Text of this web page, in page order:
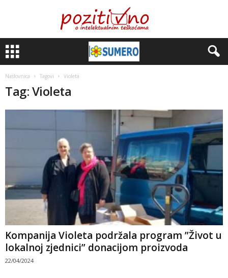
Naslovnica Tagovi Violeta
Tag: Violeta
Kompanija Violeta podržala program ”Život u
lokalnoj zjednici” donacijom proizvoda
22/04/2024